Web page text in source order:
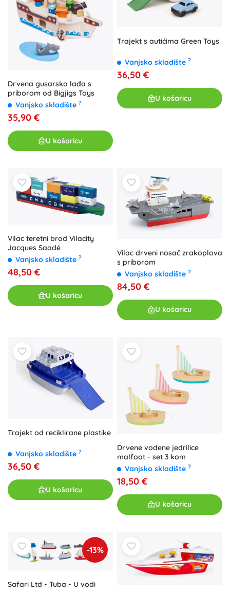
Drvena gusarska lađa s
priborom od Bigjigs Toys
Vanjsko skladište ?
35,90 €
U košaricu
Trajekt s autićima Green Toys
Vanjsko skladište ?
36,50 €
U košaricu
Vilac teretni brod Vilacity
Jacques Saadé
Vanjsko skladište ?
48,50 €
U košaricu
Vilac drveni nosač zrakoplova
s priborom
Vanjsko skladište ?
84,50 €
U košaricu
Trajekt od reciklirane plastike
Vanjsko skladište ?
36,50 €
U košaricu
Drvene vodene jedrilice
malfoot - set 3 kom
Vanjsko skladište ?
18,50 €
U košaricu
-13%
Safari Ltd - Tuba - U vodi